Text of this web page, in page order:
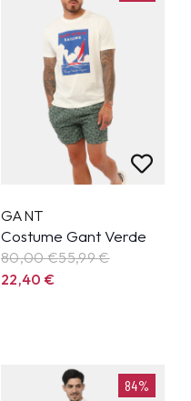
GANT
Costume Gant Verde
80,00 €55,99€
22,40€
84%